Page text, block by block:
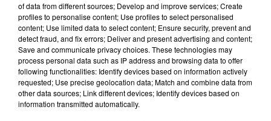
of data from different sources; Develop and improve services; Create
profiles to personalise content; Use profiles to select personalised
content; Use limited data to select content; Ensure security, prevent and
detect fraud, and fix errors; Deliver and present advertising and content;
Save and communicate privacy choices. These technologies may
process personal data such as IP address and browsing data to offer
following functionalities: Identify devices based on information actively
requested; Use precise geolocation data; Match and combine data from
other data sources; Link different devices; Identify devices based on
information transmitted automatically.